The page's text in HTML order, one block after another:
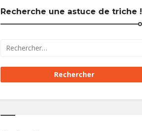
Recherche une astuce de triche !